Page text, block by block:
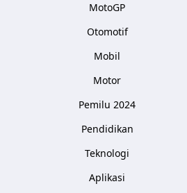
MotoGP
Otomotif
Mobil
Motor
Pemilu 2024
Pendidikan
Teknologi
Aplikasi